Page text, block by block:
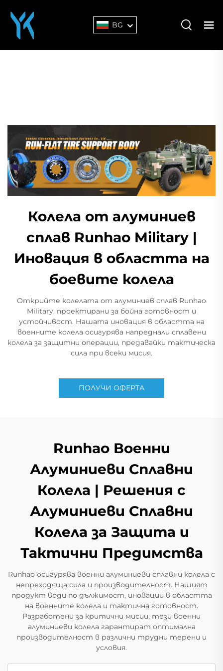
BG
Колела от алуминиев
сплав Runhao Military |
Иновация в областта на
боевите колела
Открийте колелата от алуминиев сплав Runhao
Military, проектирани за бойна готовност и
устойчивост. Нашата иновация в областта на
военните колела осигурява напреднали сплавени
колела за защитни операции, предавайки тактическа
сила при всеки мисия.
ПОЛУЧИ ОФЕРТА
Runhao Военни
Алуминиеви Сплавни
Колела | Решения с
Алуминиеви Сплавни
Колела за Защита и
Тактични Предимства
Runhao осигурява военни алуминиеви сплавни колела с
непреходяща сила и производителност. Нашият
продукт води по дължимост, иновации в областта
на военните колела и тактична готовност.
Разработени за критични мисии, тези военни
алуминиеви колела гарантират оптимална
производителност в различни трудни терени и
условия.